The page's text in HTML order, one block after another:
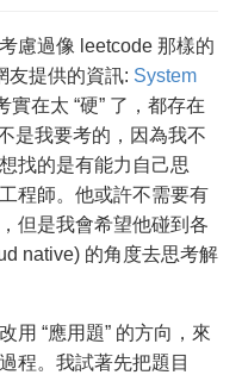
慮過像 leetcode 那樣的
友提供的資訊: System
實在太 “硬” 了，都存在
是我要考的，因為我不
找的是有能力自己思
程師。他或許不需要有
但是我會希望他碰到各
native) 的角度去思考解
用 “應用題” 的方向，來
程。我試著先把題目